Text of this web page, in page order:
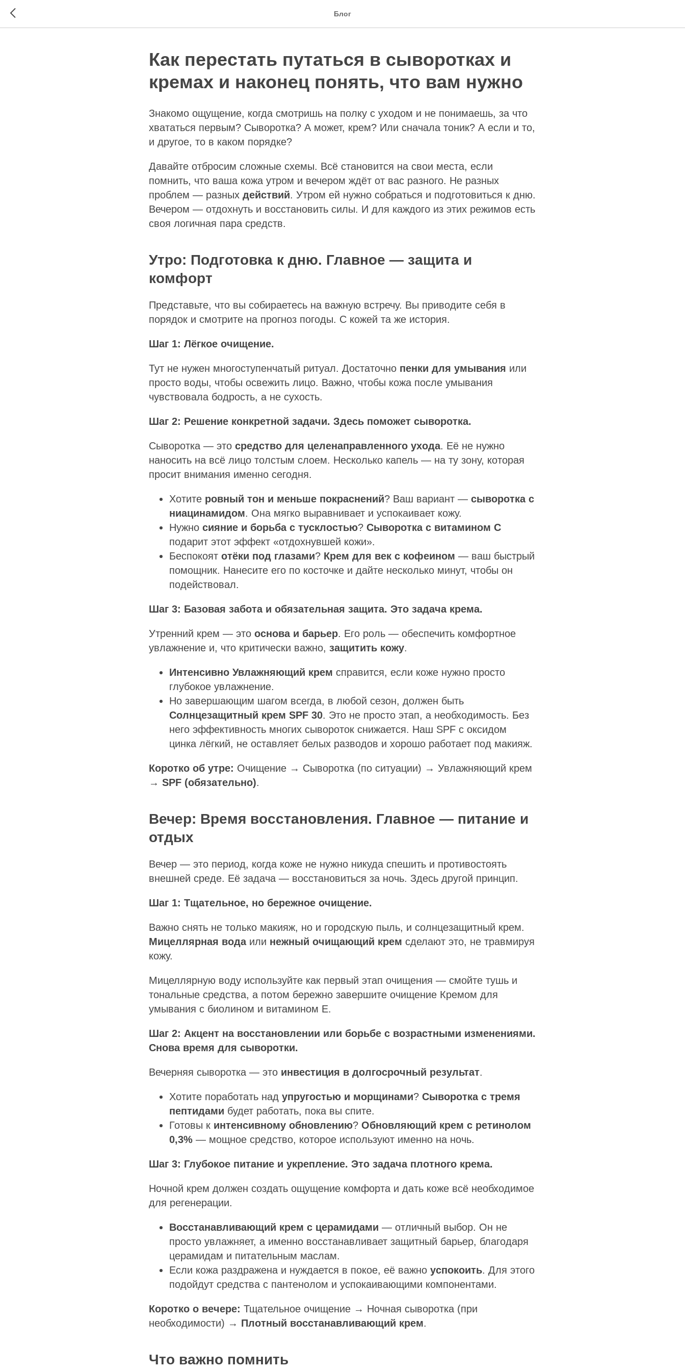
Блог
Как перестать путаться в сыворотках и
кремах и наконец понять, что вам нужно
Знакомо ощущение, когда смотришь на полку с уходом и не понимаешь, за что
хвататься первым? Сыворотка? А может, крем? Или сначала тоник? А если и то,
и другое, то в каком порядке?
Давайте отбросим сложные схемы. Всё становится на свои места, если
помнить, что ваша кожа утром и вечером ждёт от вас разного. Не разных
проблем — разных действий. Утром ей нужно собраться и подготовиться к дню.
Вечером — отдохнуть и восстановить силы. И для каждого из этих режимов есть
своя логичная пара средств.
Утро: Подготовка к дню. Главное — защита и
комфорт
Представьте, что вы собираетесь на важную встречу. Вы приводите себя в
порядок и смотрите на прогноз погоды. С кожей та же история.
Шаг 1: Лёгкое очищение.
Тут не нужен многоступенчатый ритуал. Достаточно пенки для умывания или
просто воды, чтобы освежить лицо. Важно, чтобы кожа после умывания
чувствовала бодрость, а не сухость.
Шаг 2: Решение конкретной задачи. Здесь поможет сыворотка.
Сыворотка — это средство для целенаправленного ухода. Её не нужно
наносить на всё лицо толстым слоем. Несколько капель — на ту зону, которая
просит внимания именно сегодня.
Хотите ровный тон и меньше покраснений? Ваш вариант — сыворотка с
ниацинамидом. Она мягко выравнивает и успокаивает кожу.
Нужно сияние и борьба с тусклостью? Сыворотка с витамином С
подарит этот эффект «отдохнувшей кожи».
Беспокоят отёки под глазами? Крем для век с кофеином — ваш быстрый
помощник. Нанесите его по косточке и дайте несколько минут, чтобы он
подействовал.
Шаг 3: Базовая забота и обязательная защита. Это задача крема.
Утренний крем — это основа и барьер. Его роль — обеспечить комфортное
увлажнение и, что критически важно, защитить кожу.
Интенсивно Увлажняющий крем справится, если коже нужно просто
глубокое увлажнение.
Но завершающим шагом всегда, в любой сезон, должен быть
Солнцезащитный крем SPF 30. Это не просто этап, а необходимость. Без
него эффективность многих сывороток снижается. Наш SPF с оксидом
цинка лёгкий, не оставляет белых разводов и хорошо работает под макияж.
Коротко об утре: Очищение → Сыворотка (по ситуации) → Увлажняющий крем
→ SPF (обязательно).
Вечер: Время восстановления. Главное — питание и
отдых
Вечер — это период, когда коже не нужно никуда спешить и противостоять
внешней среде. Её задача — восстановиться за ночь. Здесь другой принцип.
Шаг 1: Тщательное, но бережное очищение.
Важно снять не только макияж, но и городскую пыль, и солнцезащитный крем.
Мицеллярная водаили нежный очищающий крем сделают это, не травмируя
кожу.
Мицеллярную воду используйте как первый этап очищения — смойте тушь и
тональные средства, а потом бережно завершите очищение Кремом для
умывания с биолином и витамином Е.
Шаг 2: Акцент на восстановлении или борьбе с возрастными изменениями.
Снова время для сыворотки.
Вечерняя сыворотка — это инвестиция в долгосрочный результат.
Хотите поработать над упругостью и морщинами? Сыворотка с тремя
пептидами будет работать, пока вы спите.
Готовы к интенсивному обновлению? Обновляющий крем с ретинолом
0,3% — мощное средство, которое используют именно на ночь.
Шаг 3: Глубокое питание и укрепление. Это задача плотного крема.
Ночной крем должен создать ощущение комфорта и дать коже всё необходимое
для регенерации.
Восстанавливающий крем с церамидами — отличный выбор. Он не
просто увлажняет, а именно восстанавливает защитный барьер, благодаря
церамидам и питательным маслам.
Если кожа раздражена и нуждается в покое, её важно успокоить. Для этого
подойдут средства с пантенолом и успокаивающими компонентами.
Коротко о вечере: Тщательное очищение → Ночная сыворотка (при
необходимости) → Плотный восстанавливающий крем.
Что важно помнить